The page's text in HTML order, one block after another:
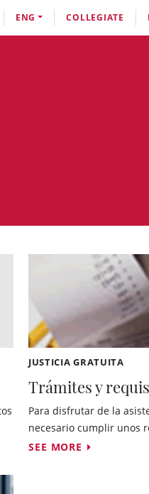
ENG COLLEGIATE
JUSTICIA GRATUITA
Trámites y
Para disfrutar de la
necesario cumplir unos
SEE MORE